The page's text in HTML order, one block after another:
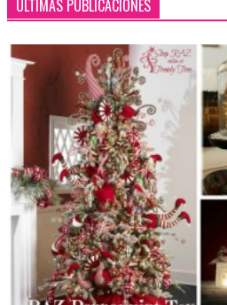
ÚLTIMAS PUBLICACIONES